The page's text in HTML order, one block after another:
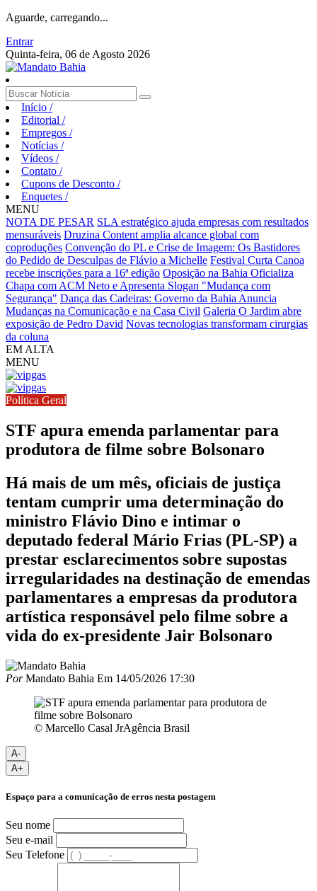
Aguarde, carregando...
Entrar
Quinta-feira, 06 de Agosto 2026
Início /
Editorial /
Empregos /
Notícias /
Vídeos /
Contato /
Cupons de Desconto /
Enquetes /
MENU
NOTA DE PESAR SLA estratégico ajuda empresas com resultados
mensuráveis Druzina Content amplia alcance global com
coproduções Convenção do PL e Crise de Imagem: Os Bastidores
do Pedido de Desculpas de Flávio a Michelle Festival Curta Canoa
recebe inscrições para a 16ª edição Oposição na Bahia Oficializa
Chapa com ACM Neto e Apresenta Slogan "Mudança com
Segurança" Dança das Cadeiras: Governo da Bahia Anuncia
Mudanças na Comunicação e na Casa Civil Galeria O Jardim abre
exposição de Pedro David Novas tecnologias transformam cirurgias
da coluna
EM ALTA
MENU
Política Geral
STF apura emenda parlamentar para
produtora de filme sobre Bolsonaro
Há mais de um mês, oficiais de justiça
tentam cumprir uma determinação do
ministro Flávio Dino e intimar o
deputado federal Mário Frias (PL-SP) a
prestar esclarecimentos sobre supostas
irregularidades na destinação de emendas
parlamentares a empresas da produtora
artística responsável pelo filme sobre a
vida do ex-presidente Jair Bolsonaro
PorMandato Bahia Em 14/05/2026 17:30
© Marcello Casal JrAgência Brasil
A-
A+
Espaço para a comunicação de erros nesta postagem
Seu nome
Seu e-mail
Seu Telefone